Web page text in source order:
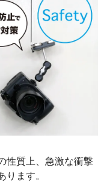
性質上、急激な衝撃
ります。